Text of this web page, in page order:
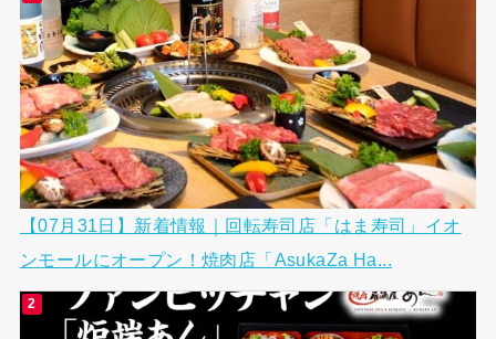
【07月31日】新着情報｜回転寿司店「はま寿司」イオ
ンモールにオープン！焼肉店「AsukaZa Ha...